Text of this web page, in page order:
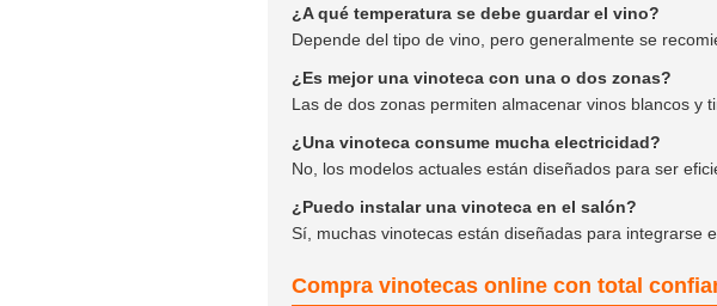
¿A qué temperatura se debe guardar el vino?
Depende del tipo de vino, pero generalmente se
¿Es mejor una vinoteca con una o dos zonas?
Las de dos zonas permiten almacenar vinos blancos y
¿Una vinoteca consume mucha electricidad?
No, los modelos actuales están diseñados para ser
¿Puedo instalar una vinoteca en el salón?
Sí, muchas vinotecas están diseñadas para integrarse
Compra vinotecas online con total